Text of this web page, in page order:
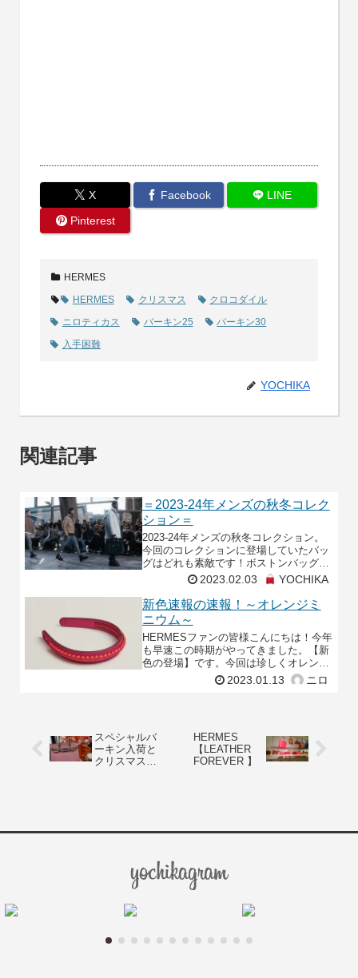
X Facebook
LINE
Pinterest
HERMES
HERMES
クリスマス
クロコダイル
ニロティカス
バーキン25
バーキン30
入手困難
YOCHIKA
関連記事
＝2023-24年メンズの秋冬コレク
ション＝
2023-24年メンズの秋冬コレクション。
今回のコレクションに登場していたバッ
グはどれも素敵です！ボストンバッグの
ボックスカーフが特に心惹かれるものが
ありましたが特に注目していたのはこち
らの2点！1点
2023.02.03 YOCHIKA
新色速報の速報！～オレンジミ
ニウム～
HERMESファンの皆様こんにちは！今年
も早速この時期がやってきました。【新
色の登場】です。今回は珍しくオレンジ
カラーの新色が出たとの事なので、速報
記事の速報、ということでオレンジミニ
2023.01.13 ニロ
スペシャルバ
ーキン入荷と
クリスマスペ
HERMES
【LEATHER
FOREVER 】